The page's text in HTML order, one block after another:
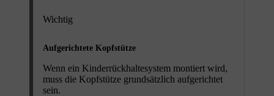
Wichtig
Aufgerichtete Kopfstütze
Wenn ein Kinderrückhaltesystem montiert wird,
muss die Kopfstütze grundsätzlich aufgerichtet
sein.